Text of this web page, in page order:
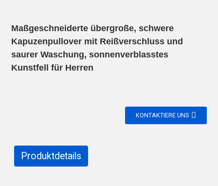
Maßgeschneiderte übergroße, schwere
Kapuzenpullover mit Reißverschluss und
saurer Waschung, sonnenverblasstes
Kunstfell für Herren
KONTAKTIERE UNS
Produktdetails